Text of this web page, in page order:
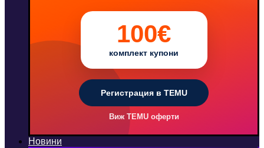
100€
комплект купони
Регистрация в TEMU
Виж TEMU оферти
Новини